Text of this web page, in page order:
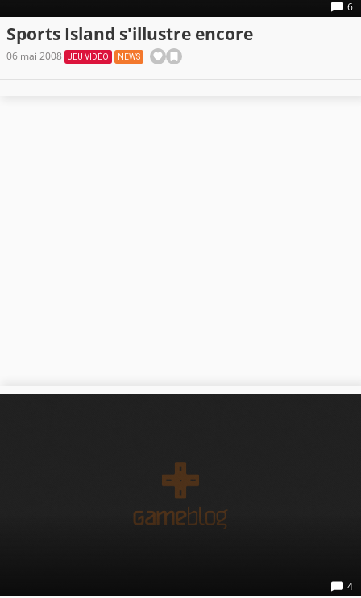
6
Sports Island s'illustre encore
06 mai 2008 JEU VIDÉO NEWS
4